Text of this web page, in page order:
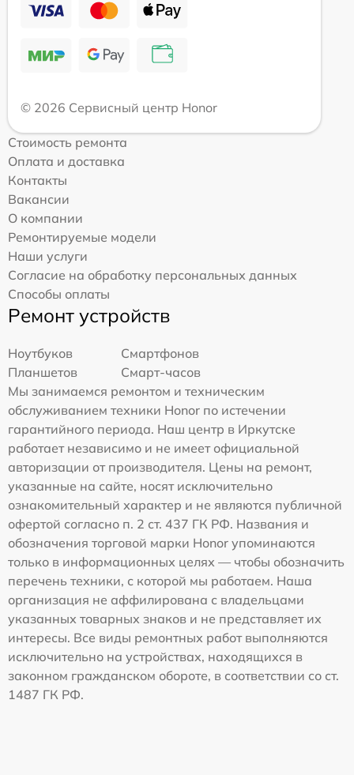
© 2026 Сервисный центр Honor
Стоимость ремонта
Оплата и доставка
Контакты
Вакансии
О компании
Ремонтируемые модели
Наши услуги
Согласие на обработку персональных данных
Способы оплаты
Ремонт устройств
Ноутбуков
Смартфонов
Планшетов
Смарт-часов
Мы занимаемся ремонтом и техническим
обслуживанием техники Honor по истечении
гарантийного периода. Наш центр в Иркутске
работает независимо и не имеет официальной
авторизации от производителя. Цены на ремонт,
указанные на сайте, носят исключительно
ознакомительный характер и не являются публичной
офертой согласно п. 2 ст. 437 ГК РФ. Названия и
обозначения торговой марки Honor упоминаются
только в информационных целях — чтобы обозначить
перечень техники, с которой мы работаем. Наша
организация не аффилирована с владельцами
указанных товарных знаков и не представляет их
интересы. Все виды ремонтных работ выполняются
исключительно на устройствах, находящихся в
законном гражданском обороте, в соответствии со ст.
1487 ГК РФ.